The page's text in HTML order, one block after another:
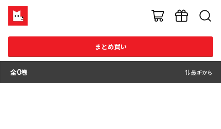
まとめ買い
全0巻 最新から